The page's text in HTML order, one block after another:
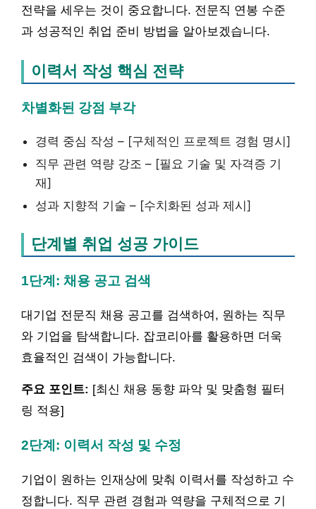
전략을 세우는 것이 중요합니다. 전문직 연봉 수준
과 성공적인 취업 준비 방법을 알아보겠습니다.
이력서 작성 핵심 전략
차별화된 강점 부각
경력 중심 작성 – [구체적인 프로젝트 경험 명시]
직무 관련 역량 강조 – [필요 기술 및 자격증 기
재]
성과 지향적 기술 – [수치화된 성과 제시]
단계별 취업 성공 가이드
1단계: 채용 공고 검색
대기업 전문직 채용 공고를 검색하여, 원하는 직무
와 기업을 탐색합니다. 잡코리아를 활용하면 더욱
효율적인 검색이 가능합니다.
주요 포인트: [최신 채용 동향 파악 및 맞춤형 필터
링 적용]
2단계: 이력서 작성 및 수정
기업이 원하는 인재상에 맞춰 이력서를 작성하고 수
정합니다. 직무 관련 경험과 역량을 구체적으로 기